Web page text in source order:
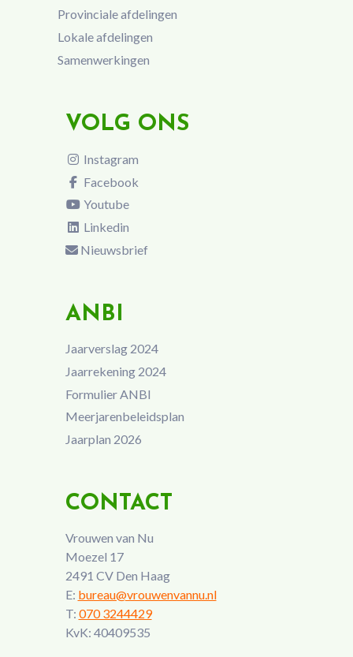
Provinciale afdelingen
Lokale afdelingen
Samenwerkingen
VOLG ONS
Instagram
Facebook
Youtube
Linkedin
Nieuwsbrief
ANBI
Jaarverslag 2024
Jaarrekening 2024
Formulier ANBI
Meerjarenbeleidsplan
Jaarplan 2026
CONTACT
Vrouwen van Nu
Moezel 17
2491 CV Den Haag
E: bureau@vrouwenvannu.nl
T: 070 3244429
KvK: 40409535